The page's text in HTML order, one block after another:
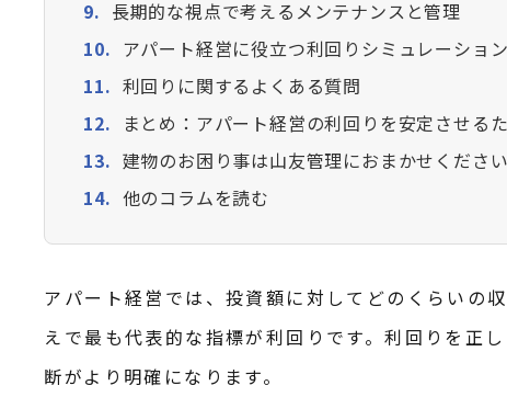
長期的な視点で考えるメンテナンスと管理
アパート経営に役立つ利回りシミュレーショ
利回りに関するよくある質問
まとめ：アパート経営の利回りを安定させる
建物のお困り事は山友管理におまかせください
他のコラムを読む
アパート経営では、投資額に対してどのくらいの
えで最も代表的な指標が利回りです。利回りを正
断がより明確になります。